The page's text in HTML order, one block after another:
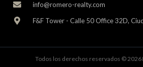
info@romero-realty.com
F&F Tower - Calle 50 Office 32D,
Todos los derechos reservados © 2026